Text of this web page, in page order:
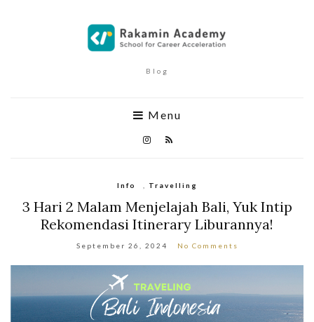
Blog
Menu
Info Travelling
3 Hari 2 Malam Menjelajah Bali, Yuk Intip
Rekomendasi Itinerary Liburannya!
September 26, 2024 No Comments